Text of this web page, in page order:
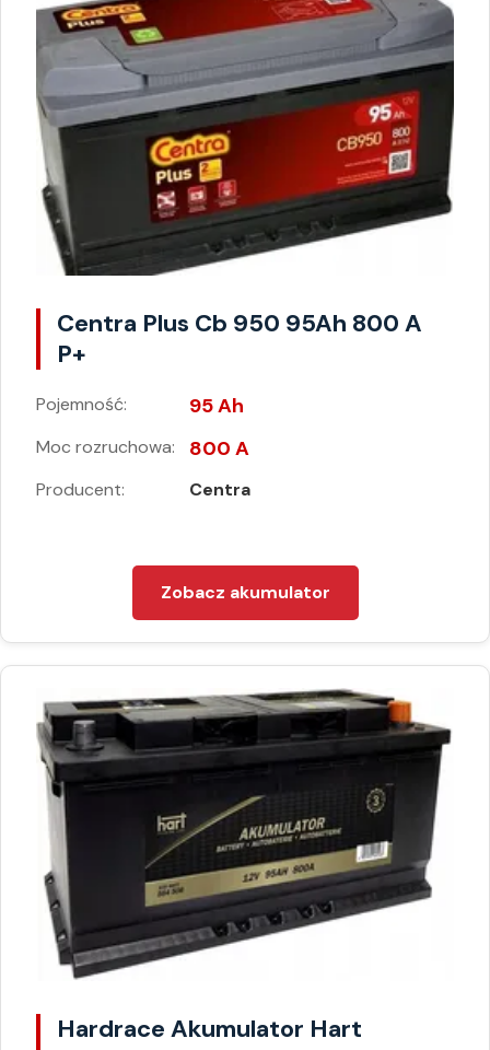
Centra Plus Cb 950 95Ah 800 A
P+
Pojemność: 95 Ah
Moc rozruchowa: 800 A
Producent: Centra
Zobacz akumulator
Hardrace Akumulator Hart